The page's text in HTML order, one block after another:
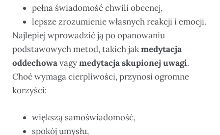
pełna świadomość chwili obecnej,
lepsze zrozumienie własnych reakcji i emocji.
Najlepiej wprowadzić ją po opanowaniu
podstawowych metod, takich jakmedytacja
oddechowavagymedytacja skupionej uwagi.
Choć wymaga cierpliwości, przynosi ogromne
korzyści:
większą samoświadomość,
spokój umysłu,